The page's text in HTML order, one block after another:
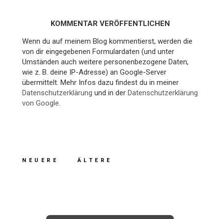
KOMMENTAR VERÖFFENTLICHEN
Wenn du auf meinem Blog kommentierst, werden die
von dir eingegebenen Formulardaten (und unter
Umständen auch weitere personenbezogene Daten,
wie z. B. deine IP-Adresse) an Google-Server
übermittelt. Mehr Infos dazu findest du in meiner
Datenschutzerklärung und in der Datenschutzerklärung
von Google.
NEUERE ÄLTERE